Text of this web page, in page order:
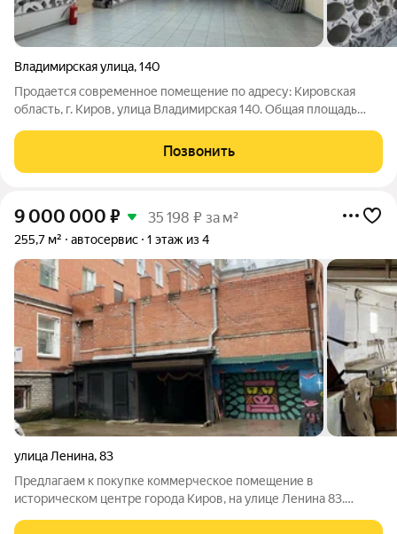
Владимирская улица,140
Продается современное помещение по адресу: Кировская
область, г. Киров, улица Владимирская 140. Общая площадь
метра, что создаёт ощущение пространства и комфорта.
Помещение расположено на первом
Позвонить
9 000 000 ₽ 35 198 ₽ за м²
255,7 м² автосервис 1 этаж из 4
улица Ленина,83
Предлагаем к покупке коммерческое помещение в
историческом центре города Киров, на улице Ленина 83.